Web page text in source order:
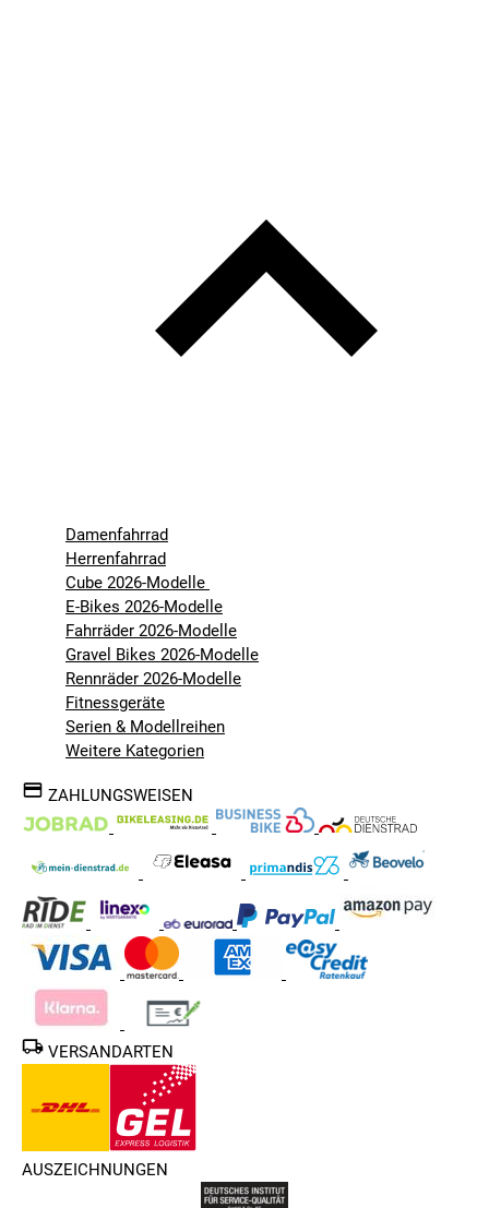
Damenfahrrad
Herrenfahrrad
Cube 2026-Modelle
E-Bikes 2026-Modelle
Fahrräder 2026-Modelle
Gravel Bikes 2026-Modelle
Rennräder 2026-Modelle
Fitnessgeräte
Serien & Modellreihen
Weitere Kategorien
ZAHLUNGSWEISEN
VERSANDARTEN
AUSZEICHNUNGEN